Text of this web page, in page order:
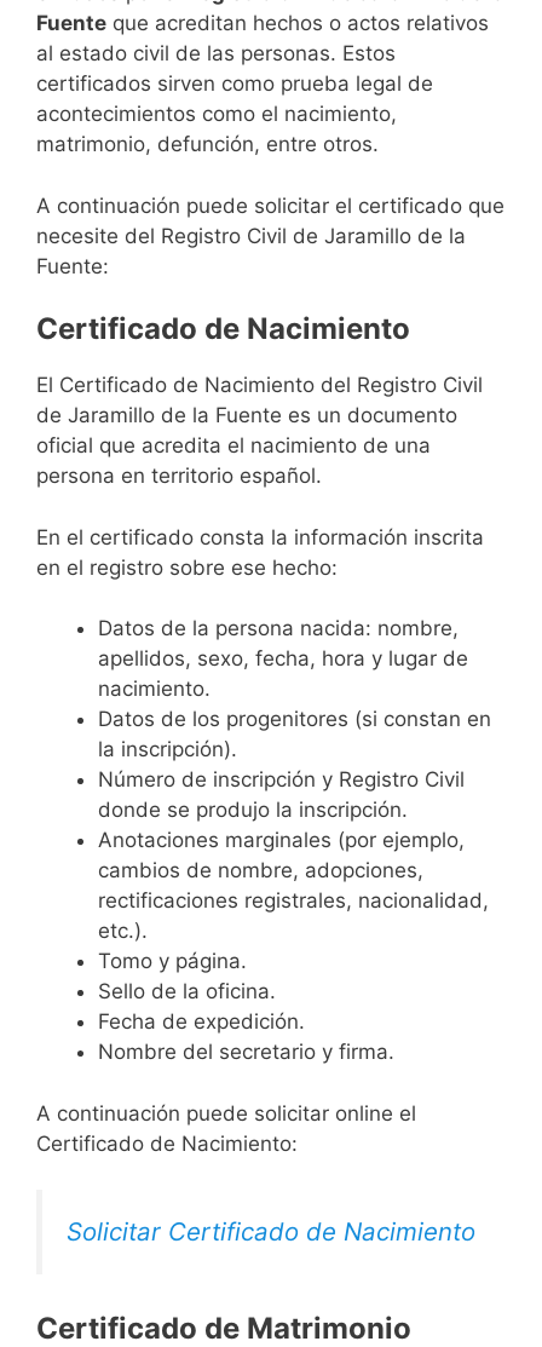
Fuente que acreditan hechos o actos relativos
al estado civil de las personas. Estos
certificados sirven como prueba legal de
acontecimientos como el nacimiento,
matrimonio, defunción, entre otros.
A continuación puede solicitar el certificado que
necesite del Registro Civil de Jaramillo de la
Fuente:
Certificado de Nacimiento
El Certificado de Nacimiento del Registro Civil
de Jaramillo de la Fuente es un documento
oficial que acredita el nacimiento de una
persona en territorio español.
En el certificado consta la información inscrita
en el registro sobre ese hecho:
Datos de la persona nacida: nombre,
apellidos, sexo, fecha, hora y lugar de
nacimiento.
Datos de los progenitores (si constan en
la inscripción).
Número de inscripción y Registro Civil
donde se produjo la inscripción.
Anotaciones marginales (por ejemplo,
cambios de nombre, adopciones,
rectificaciones registrales, nacionalidad,
etc.).
Tomo y página.
Sello de la oficina.
Fecha de expedición.
Nombre del secretario y firma.
A continuación puede solicitar online el
Certificado de Nacimiento:
Solicitar Certificado de Nacimiento
Certificado de Matrimonio